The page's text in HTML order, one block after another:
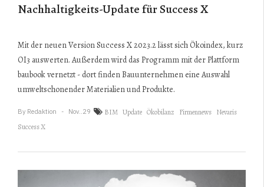
Nachhaltigkeits-Update für Success X
Mit der neuen Version Success X 2023.2 lässt sich Ökoindex, kurz
OI3 auswerten. Außerdem wird das Programm mit der Plattform
baubook vernetzt - dort finden Bauunternehmen eine Auswahl
umweltschonender Materialien und Produkte.
By Redaktion Nov..29 BIM Update Ökobilanz Firmennews Nevaris
Success X